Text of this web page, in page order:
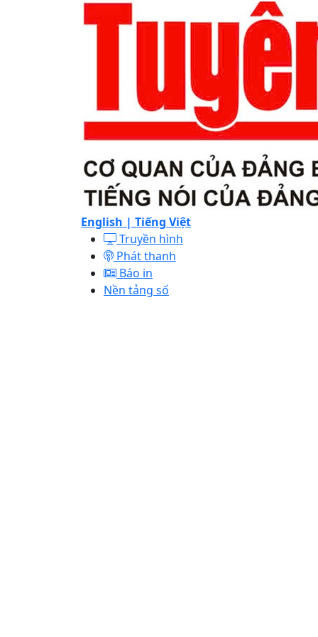
English | Tiếng Việt
Truyền hình
Phát thanh
Báo in
Nền tảng số